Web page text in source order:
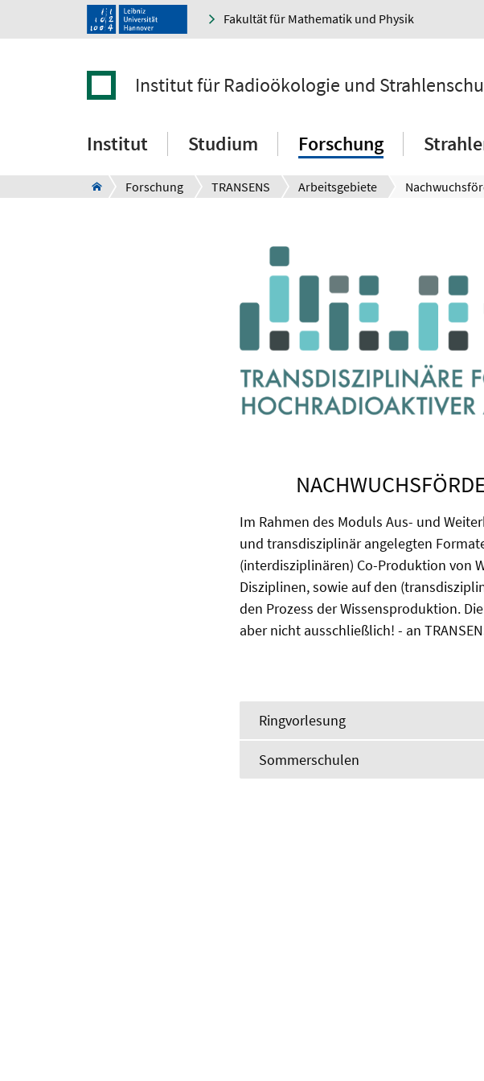
Fakultät für Mathematik und Physik
Institut für Radioökologie und
Institut Studium Forschung
Forschung TRANSENS Arbeitsgebiete
Im Rahmen des Moduls Aus- und
und transdisziplinär angelegten
(interdisziplinären) Co-Produktion von
Disziplinen, sowie auf den
den Prozess der Wissensproduktion.
aber nicht ausschließlich! - an
Ringvorlesung
Sommerschulen